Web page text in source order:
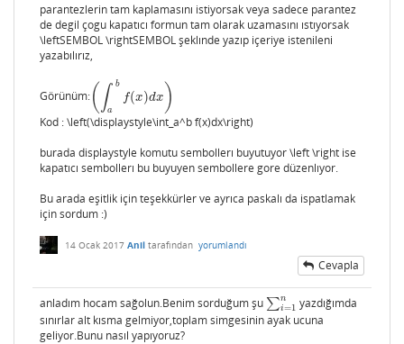
parantezlerin tam kaplamasını istiyorsak veya sadece parantez
de degil çogu kapatıcı formun tam olarak uzamasını ıstıyorsak
\leftSEMBOL \rightSEMBOL şeklınde yazıp içeriye istenileni
yazabılırız,
Görünüm:( ∫ b
a
f(x)dx )
(∫ b )dx)
Kod : \left(\displaystyle\int_a^b f(x)dx\right)
burada displaystyle komutu sembollerı buyutuyor \left \right ise
kapatıcı sembollerı bu buyuyen sembollere gore düzenlıyor.
Bu arada eşitlik için teşekkürler ve ayrıca paskalı da ispatlamak
için sordum :)
14 Ocak 2017 Anil tarafından yorumlandı
Cevapla
anladım hocam sağolun.Benim sorduğum şu ∑n
i=1
∑ =1n yazdığımda
sınırlar alt kısma gelmiyor,toplam simgesinin ayak ucuna
geliyor.Bunu nasıl yapıyoruz?